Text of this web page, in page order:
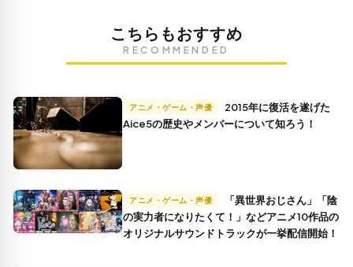
こちらもおすすめ
RECOMMENDED
アニメ・ゲーム・声優
Aice5の歴史やメンバーについて知ろう！
アニメ・ゲーム・声優
の実力者になりたくて！」などアニメ10作品の
オリジナルサウンドトラックが一挙配信開始！